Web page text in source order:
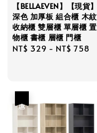
【BELLAEVEN】【現貨】
深色 加厚板 組合櫃 木紋
收納櫃 雙層櫃 單層櫃 置
物櫃 書櫃 層櫃 門櫃
Regular
NT$ 329 - NT$ 758